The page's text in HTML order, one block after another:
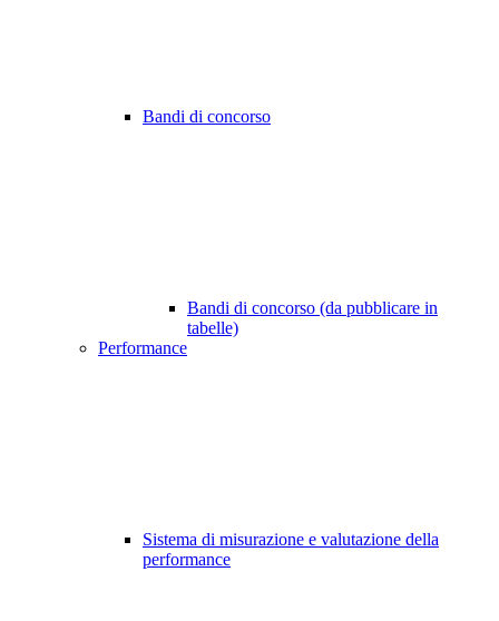
Bandi di concorso
Bandi di concorso (da pubblicare in
tabelle)
Performance
Sistema di misurazione e valutazione della
performance